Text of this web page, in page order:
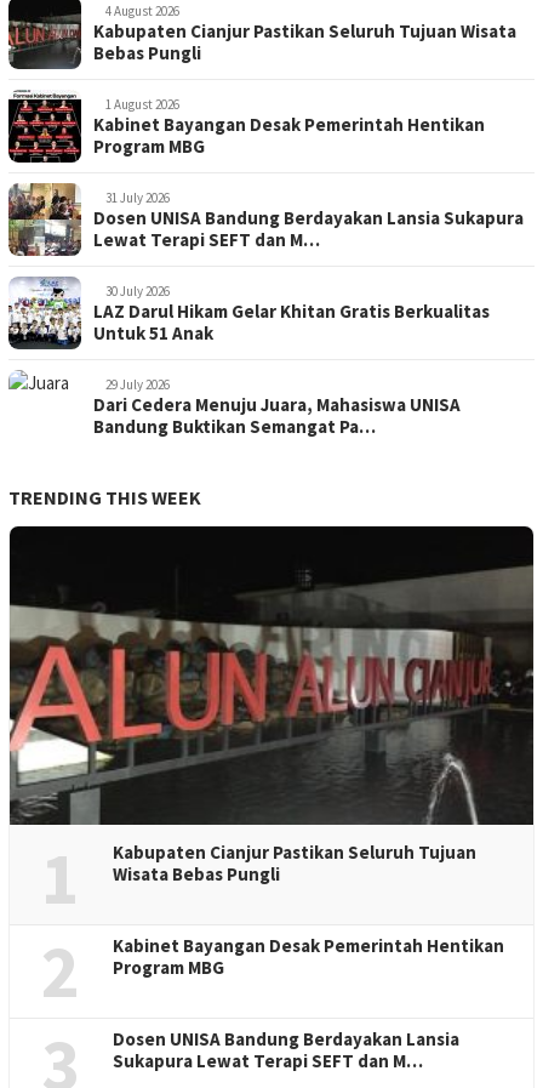
4 August 2026
Kabupaten Cianjur Pastikan Seluruh Tujuan Wisata
Bebas Pungli
1 August 2026
Kabinet Bayangan Desak Pemerintah Hentikan
Program MBG
31 July 2026
Dosen UNISA Bandung Berdayakan Lansia Sukapura
Lewat Terapi SEFT dan M…
30 July 2026
LAZ Darul Hikam Gelar Khitan Gratis Berkualitas
Untuk 51 Anak
29 July 2026
Dari Cedera Menuju Juara, Mahasiswa UNISA
Bandung Buktikan Semangat Pa…
TRENDING THIS WEEK
1
Kabupaten Cianjur Pastikan Seluruh Tujuan
Wisata Bebas Pungli
2
Kabinet Bayangan Desak Pemerintah Hentikan
Program MBG
3
Dosen UNISA Bandung Berdayakan Lansia
Sukapura Lewat Terapi SEFT dan M…